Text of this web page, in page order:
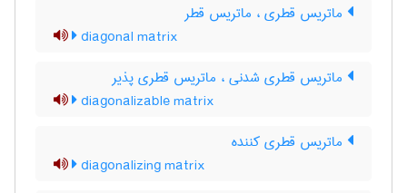
ماتریس قطری ، ماتریس قطر
diagonal matrix
ماتریس قطری شدنی ، ماتریس قطری پذیر
diagonalizable matrix
ماتریس قطری کننده
diagonalizing matrix